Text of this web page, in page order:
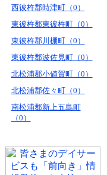
西彼杵郡時津町（0）
東彼杵郡東彼杵町（0）
東彼杵郡川棚町（0）
東彼杵郡波佐見町（0）
北松浦郡小値賀町（0）
北松浦郡佐々町（0）
南松浦郡新上五島町
（0）